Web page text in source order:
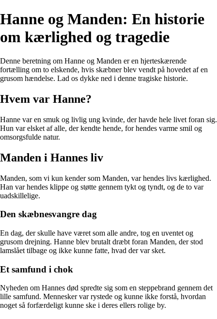
Hanne og Manden: En historie
om kærlighed og tragedie
Denne beretning om Hanne og Manden er en hjerteskærende
fortælling om to elskende, hvis skæbner blev vendt på hovedet af en
grusom hændelse. Lad os dykke ned i denne tragiske historie.
Hvem var Hanne?
Hanne var en smuk og livlig ung kvinde, der havde hele livet foran sig.
Hun var elsket af alle, der kendte hende, for hendes varme smil og
omsorgsfulde natur.
Manden i Hannes liv
Manden, som vi kun kender som Manden, var hendes livs kærlighed.
Han var hendes klippe og støtte gennem tykt og tyndt, og de to var
uadskillelige.
Den skæbnesvangre dag
En dag, der skulle have været som alle andre, tog en uventet og
grusom drejning. Hanne blev brutalt dræbt foran Manden, der stod
lamslået tilbage og ikke kunne fatte, hvad der var sket.
Et samfund i chok
Nyheden om Hannes død spredte sig som en steppebrand gennem det
lille samfund. Mennesker var rystede og kunne ikke forstå, hvordan
noget så forfærdeligt kunne ske i deres ellers rolige by.